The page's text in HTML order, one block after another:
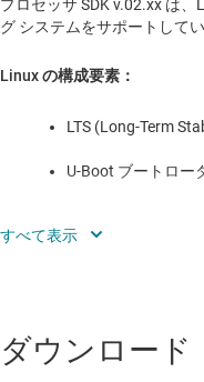
プロセッサ SDK v.02.xx は、
グ システムをサポートしてい
Linux の構成要素：
LTS (Long-Term
U-Boot ブートロー
TI-RTOS カーネル
ダウンロード